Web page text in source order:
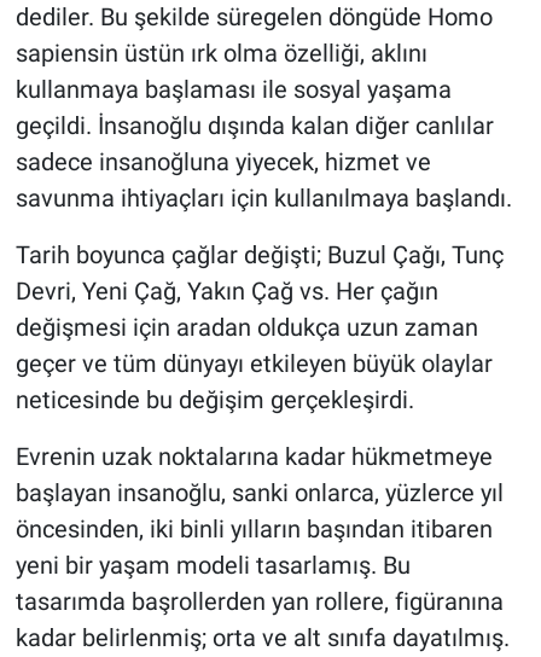
dediler. Bu şekilde süregelen döngüde Homo
sapiensin üstün ırk olma özelliği, aklını
kullanmaya başlaması ile sosyal yaşama
geçildi. İnsanoğlu dışında kalan diğer canlılar
sadece insanoğluna yiyecek, hizmet ve
savunma ihtiyaçları için kullanılmaya başlandı.
Tarih boyunca çağlar değişti; Buzul Çağı, Tunç
Devri, Yeni Çağ, Yakın Çağ vs. Her çağın
değişmesi için aradan oldukça uzun zaman
geçer ve tüm dünyayı etkileyen büyük olaylar
neticesinde bu değişim gerçekleşirdi.
Evrenin uzak noktalarına kadar hükmetmeye
başlayan insanoğlu, sanki onlarca, yüzlerce yıl
öncesinden, iki binli yılların başından itibaren
yeni bir yaşam modeli tasarlamış. Bu
tasarımda başrollerden yan rollere, figüranına
kadar belirlenmiş; orta ve alt sınıfa dayatılmış.